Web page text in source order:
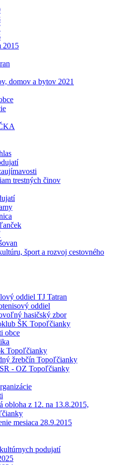
2015
domov a bytov 2021
trestných činov
šport a rozvoj cestovného
oddiel TJ Tatran
oddiel
hasičský zbor
ŠK Topoľčianky
obce
Topoľčianky
žrebčín Topoľčianky
- OZ Topoľčianky
obloha z 12. na 13.8.2015,
mesiaca 28.9.2015
podujatí